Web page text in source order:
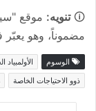
🛈تنويه: موقع
مضموناً، وهو
الوسوم الأولمبياد
ذوو الاحتياجات الخاصة